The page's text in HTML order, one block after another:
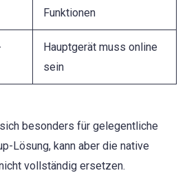
Funktionen
Hauptgerät muss online
sein
besonders für gelegentliche
Lösung, kann aber die native
vollständig ersetzen.